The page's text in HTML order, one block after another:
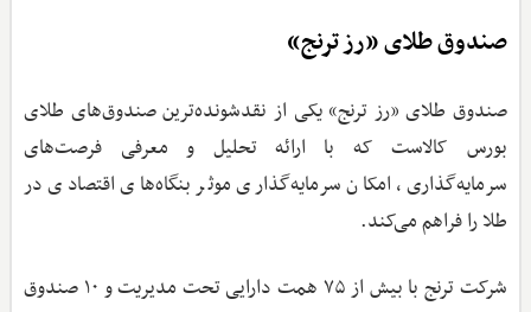
صندوق طلای «رز ترنج»
صندوق طلای «رز ترنج» یکی از نقدشونده‌ترین صندوق‌های طلای
بورس کالاست که با ارائه تحلیل و معرفی فرصت‌های
سرمایه‌گذاری، امکان سرمایه‌گذاری موثر بنگاه‌های اقتصادی در
طلا را فراهم می‌کند.
شرکت ترنج با بیش از ۷۵ همت دارایی تحت مدیریت و ۱۰ صندوق